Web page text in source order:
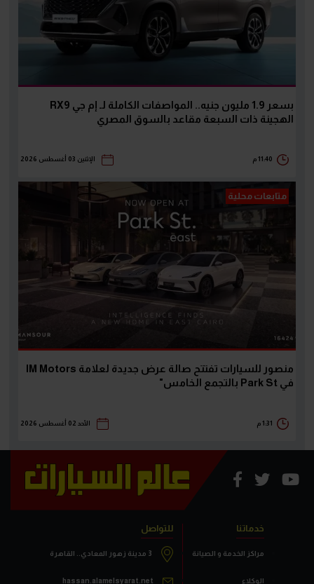
بسعر 1.9 مليون جنيه.. المواصفات الكاملة لـ إم جي RX9
الهجينة ذات السبعة مقاعد بالسوق المصري
11:40 م الإثنين 03 أغسطس 2026
متابعات محلية
منصور للسيارات تفتتح صالة عرض جديدة لعلامة IM Motors
في Park St بالتجمع الخامس"
1:31 م الأحد 02 أغسطس 2026
خدماتنا
مراكز الخدمة و الصيانة
الوكلاء
للتواصل
3 مدينة زهور المعادي.. القاهرة
hassan.alamelsyarat.net